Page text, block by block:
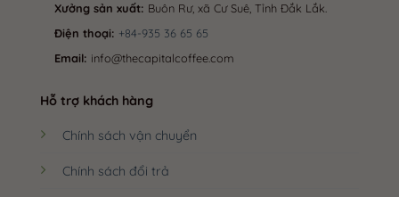
Xưởng sản xuất: Buôn Rư, xã Cư Suê, Tỉnh Đắk Lắk.
Điện thoại: +84-935 36 65 65
Email: info@thecapitalcoffee.com
Hỗ trợ khách hàng
Chính sách vận chuyển
Chính sách đổi trả